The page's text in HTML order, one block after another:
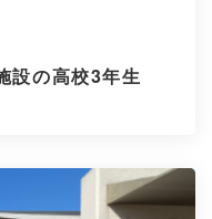
設の高校3年生